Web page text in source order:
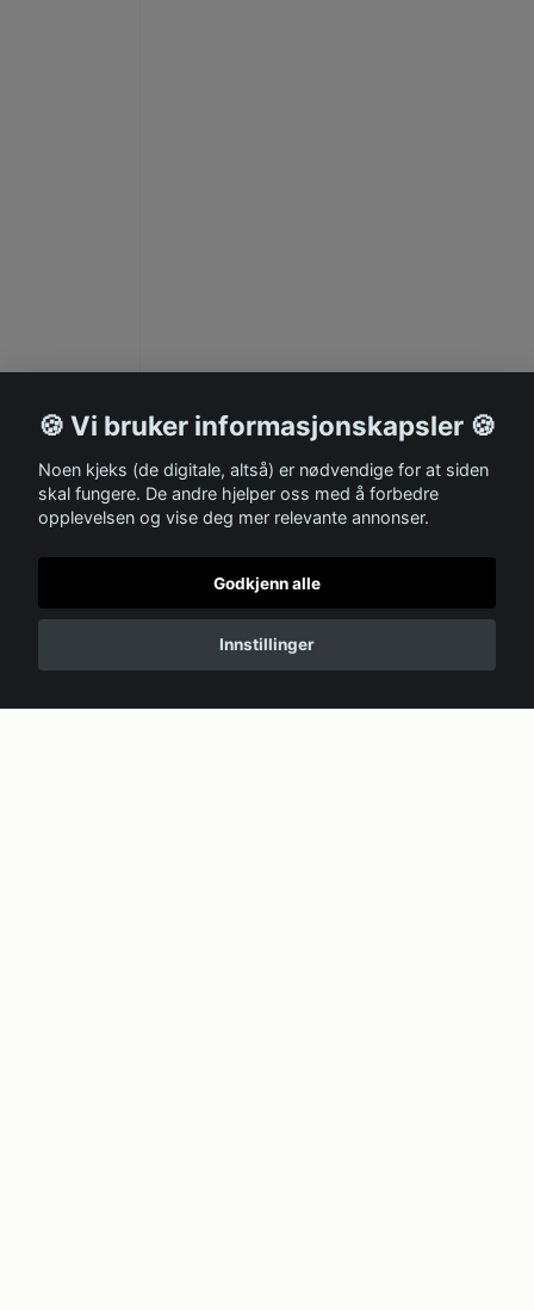
🍪 Vi bruker informasjonskapsler 🍪
Noen kjeks (de digitale, altså) er nødvendige for at siden
skal fungere. De andre hjelper oss med å forbedre
opplevelsen og vise deg mer relevante annonser.
Godkjenn alle
Innstillinger